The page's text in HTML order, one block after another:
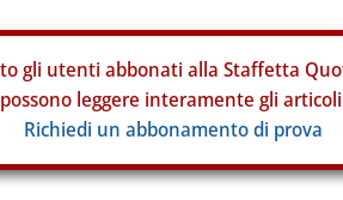
gli utenti abbonati alla Staffetta
possono leggere interamente gli
Richiedi un abbonamento di prova